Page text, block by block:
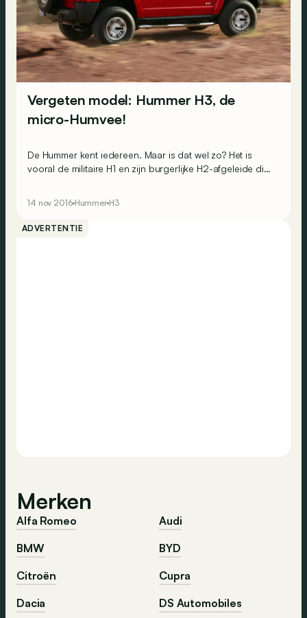
Vergeten model: Hummer H3, de
micro-Humvee!
De Hummer kent iedereen. Maar is dat wel zo? Het is
vooral de militaire H1 en zijn burgerlijke H2-afgeleide die
14 nov 2016 Hummer H3
ADVERTENTIE
Merken
Alfa Romeo
Audi
BMW
BYD
Citroën
Cupra
Dacia
DS Automobiles